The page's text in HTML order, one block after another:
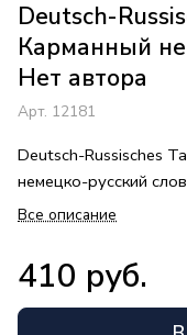
Deutsch-
Карманный
Нет автора
Арт. 12181
Deutsch-Russisches
немецко-русский
Все описание
410 руб.